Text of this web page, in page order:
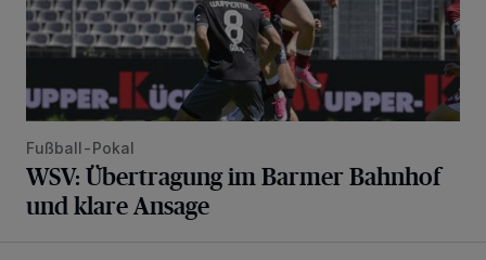
Fußball-Pokal
WSV: Übertragung im Barmer Bahnhof
und klare Ansage